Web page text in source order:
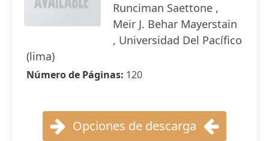
Runciman Saettone ,
Meir J. Behar Mayerstain
, Universidad Del Pacífico
(lima)
Número de Páginas: 120
Opciones de descarga